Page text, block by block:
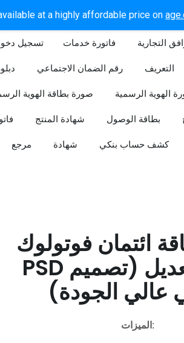
at a highly affordable price on
تسجيل دخول​ فاتورة خدمات التجارية
رقم الضمان الاجتماعي التعريف
صورة بطاقة الهوية الهوية الرسمية
شهادة المنتج بطاقة الوصول
مرجع شهادة كشف حساب بنكي
ائتمان فوتولوك
PSD قابل للتعديل (تصميم
عالي الجودة)
الميزات: